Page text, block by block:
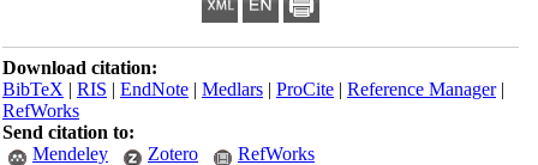
Download citation:
BibTeX|RIS|EndNote|Medlars|ProCite|Reference Manager
RefWorks
Send citation to:
Mendeley
Zotero RefWorks